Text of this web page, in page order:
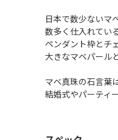
日本で数少ないマ
数多く仕入れてい
ペンダント枠とチ
大きなマベパール
マベ真珠の石言葉
結婚式やパーティ